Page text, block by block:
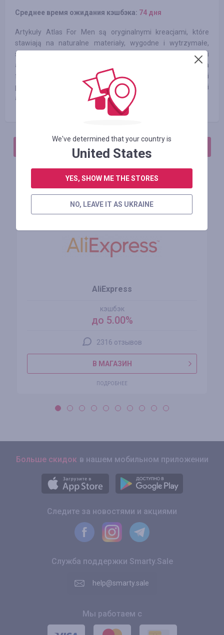
Среднее время ожидания кэшбэка: 74 дня
Artykuły Atlas For Men są oryginalnymi kreacjami, które
stawiają na naturalne materiały, wygodne i wytrzymałe,
skrojone tak, by zapewnić dobre samopoczucie. Ubrania i
akcesoria zostały zaprojektowane z naciskiem na
fukcjonalność. Nasze kolekcje inspirowane są dużymi
przestrzeniami i wyróżniają się naturalnym krojem i
autentycznym charakterem.
АВТОРИЗИРУЙТЕСЬ, ЧТОБЫ ОСТАВИТЬ ОТЗЫВ
Похожие магазины
AliExpress
кэшбэк
до 5.00%
2316 отзывов
В МАГАЗИН
ПОДРОБНЕЕ
Больше скидок в нашем мобильном приложении
Следите за новостями и акциями
Служба поддержки Smarty.Sale
help@smarty.sale
Мы работаем с
We've determined that your country is
United States
YES, SHOW ME THE STORES
NO, LEAVE IT AS UKRAINE